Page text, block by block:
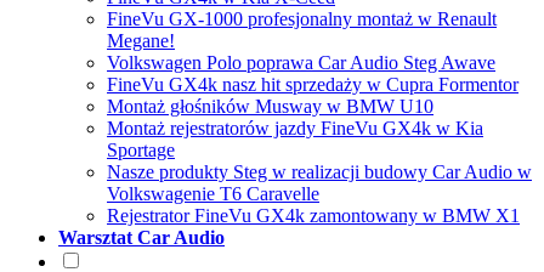
FineVu GX-1000 profesjonalny montaż w Renault
Megane!
Volkswagen Polo poprawa Car Audio Steg Awave
FineVu GX4k nasz hit sprzedaży w Cupra Formentor
Montaż głośników Musway w BMW U10
Montaż rejestratorów jazdy FineVu GX4k w Kia
Sportage
Nasze produkty Steg w realizacji budowy Car Audio w
Volkswagenie T6 Caravelle
Rejestrator FineVu GX4k zamontowany w BMW X1
Warsztat Car Audio